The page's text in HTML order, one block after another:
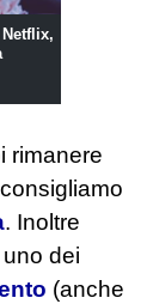
rimanere
. Inoltre
dei
(anche